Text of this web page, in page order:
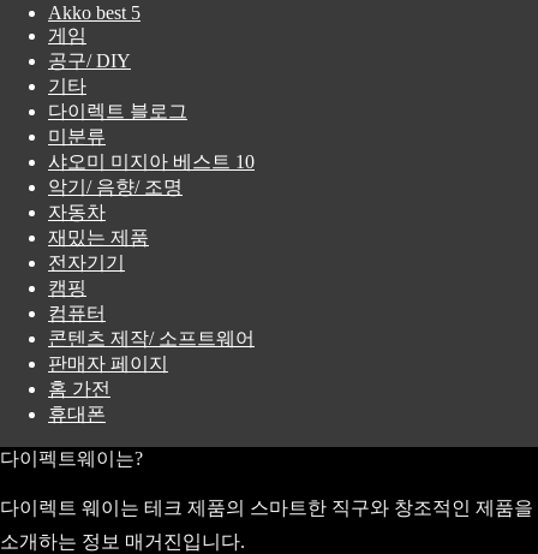
Akko best 5
게임
공구/ DIY
기타
다이렉트 블로그
미분류
샤오미 미지아 베스트 10
악기/ 음향/ 조명
자동차
재밌는 제품
전자기기
캠핑
컴퓨터
콘텐츠 제작/ 소프트웨어
판매자 페이지
홈 가전
휴대폰
다이펙트웨이는?
다이렉트 웨이는 테크 제품의 스마트한 직구와 창조적인 제품을
소개하는 정보 매거진입니다.